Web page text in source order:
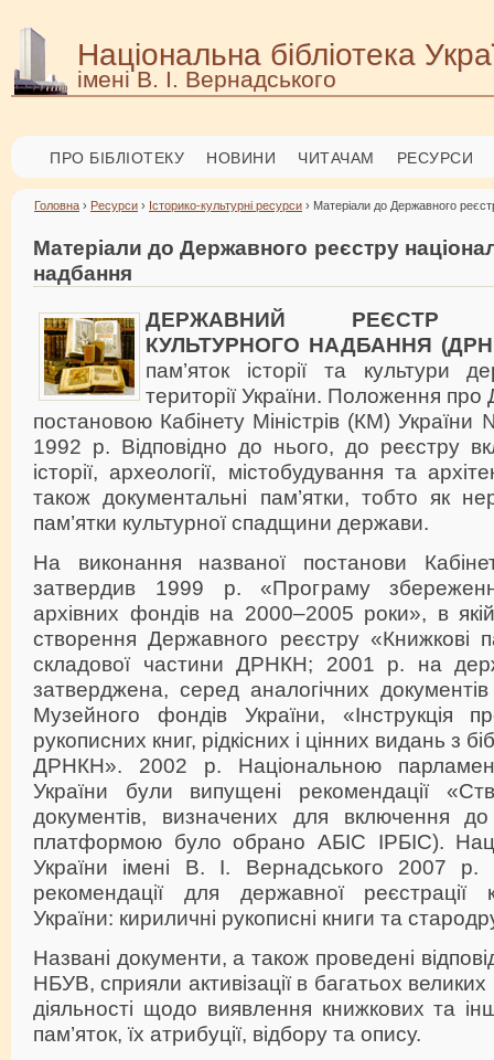
Національна бібліотека
імені В. І. Вернадського
ПРО БІБЛІОТЕКУ НОВИНИ ЧИТАЧАМ РЕСУРСИ
Головна › Ресурси › Історико-культурні ресурси › Матеріали до Державного
Матеріали до Державного реєстру
надбання
ДЕРЖАВНИЙ РЕЄСТР
КУЛЬТУРНОГО НАДБАННЯ
пам’яток історії та культури
території України. Положення
постановою Кабінету Міністрів (КМ)
1992 р. Відповідно до нього, до реєстру
історії, археології, містобудування та
також документальні пам’ятки, тобто як
пам’ятки культурної спадщини держави.
На виконання названої постанови
затвердив 1999 р. «Програму
архівних фондів на 2000–2005 роки», в
створення Державного реєстру «Книжкові
складової частини ДРНКН; 2001 р. на
затверджена, серед аналогічних
Музейного фондів України, «Інструкція
рукописних книг, рідкісних і цінних видань з
ДРНКН». 2002 р. Національною
України були випущені рекомендації
документів, визначених для включення
платформою було обрано АБІС ІРБІС).
України імені В. І. Вернадського 2007 р.
рекомендації для державної реєстрації
України: кириличні рукописні книги та
Названі документи, а також проведені
НБУВ, сприяли активізації в багатьох
діяльності щодо виявлення книжкових та
пам’яток, їх атрибуції, відбору та опису.